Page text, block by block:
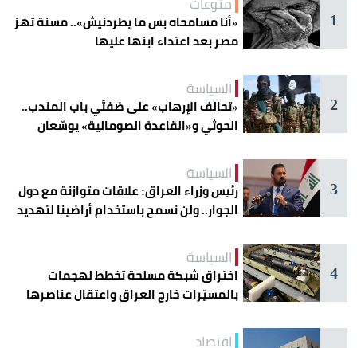
1
«أنا مسامحاه بس ما يطردنيش».. مسنة تهز
مصر بعد اعتداء ابنها عليها
2
السياسة
«تحالف الإرهاب» على ضفتَي باب المندب..
الحوثي و«القاعدة الصومالية» يوسّعان
3
السياسة
رئيس وزراء العراق: علاقات متوازنة مع دول
الجوار.. ولن نسمح باستخدام أراضينا لتهديد
4
السياسة
اختراق شبكة مسلحة تخطط لهجمات
بالمسيّرات خارج العراق واعتقال عناصرها
اقتصاد